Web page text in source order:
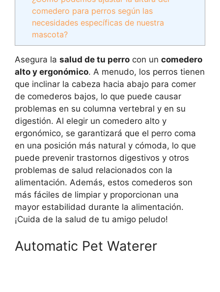
comedero para perros según las
necesidades específicas de nuestra
mascota?
Asegura la salud de tu perro con un comedero
alto y ergonómico. A menudo, los perros tienen
que inclinar la cabeza hacia abajo para comer
de comederos bajos, lo que puede causar
problemas en su columna vertebral y en su
digestión. Al elegir un comedero alto y
ergonómico, se garantizará que el perro coma
en una posición más natural y cómoda, lo que
puede prevenir trastornos digestivos y otros
problemas de salud relacionados con la
alimentación. Además, estos comederos son
más fáciles de limpiar y proporcionan una
mayor estabilidad durante la alimentación.
¡Cuida de la salud de tu amigo peludo!
Automatic Pet Waterer